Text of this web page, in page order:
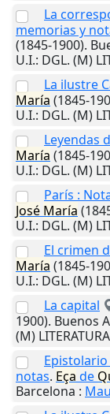
La
memorias y
(1845-1900).
U.I.: DGL. (M)
La ilustre
María (1845-
U.I.: DGL. (M)
Leyendas
María (1845-
U.I.: DGL. (M)
París :
José María
U.I.: DGL. (M)
El crimen
María (1845-
U.I.: DGL. (M)
La capital
1900). Buenos
(M) LITERATURA
notas. Eça de
Barcelona :